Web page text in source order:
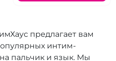
предлагает вам
интим-
пальчик и язык. Мы